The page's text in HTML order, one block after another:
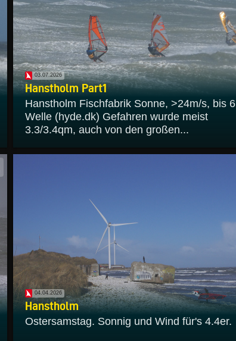
03.07.2026
Hanstholm Part1
Hanstholm Fischfabrik Sonne, >24m/s, bis
Welle (hyde.dk) Gefahren wurde meist
3.3/3.4qm, auch von den großen...
04.04.2026
Hanstholm
Ostersamstag. Sonnig und Wind für's 4.4er.